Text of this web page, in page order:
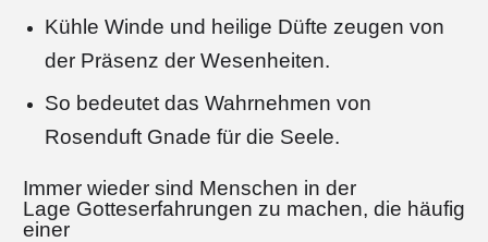
Kühle Winde und heilige Düfte zeugen von
der Präsenz der Wesenheiten.
So bedeutet das Wahrnehmen von
Rosenduft Gnade für die Seele.
Immer wieder sind Menschen in der
Lage Gotteserfahrungen zu machen, die häufig
einer